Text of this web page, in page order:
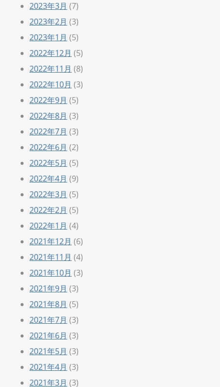
2023年3月 (7)
2023年2月 (3)
2023年1月 (5)
2022年12月 (5)
2022年11月 (8)
2022年10月 (3)
2022年9月 (5)
2022年8月 (3)
2022年7月 (3)
2022年6月 (2)
2022年5月 (5)
2022年4月 (9)
2022年3月 (5)
2022年2月 (5)
2022年1月 (4)
2021年12月 (6)
2021年11月 (4)
2021年10月 (3)
2021年9月 (3)
2021年8月 (5)
2021年7月 (3)
2021年6月 (3)
2021年5月 (3)
2021年4月 (3)
2021年3月 (3)